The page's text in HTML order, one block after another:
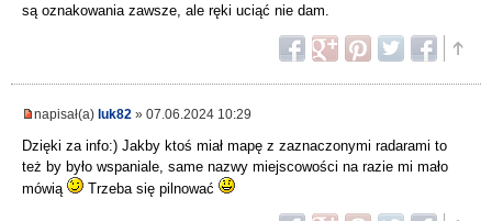
są oznakowania zawsze, ale ręki uciąć nie dam.
napisał(a) luk82 » 07.06.2024 10:29
Dzięki za info:) Jakby ktoś miał mapę z zaznaczonymi radarami to
też by było wspaniale, same nazwy miejscowości na razie mi mało
mówią
Trzeba się pilnować